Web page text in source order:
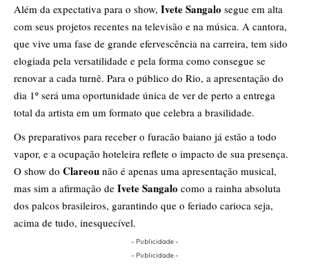
Além da expectativa para o show, Ivete Sangalo segue em alta
com seus projetos recentes na televisão e na música. A cantora,
que vive uma fase de grande efervescência na carreira, tem sido
elogiada pela versatilidade e pela forma como consegue se
renovar a cada turnê. Para o público do Rio, a apresentação do
dia 1º será uma oportunidade única de ver de perto a entrega
total da artista em um formato que celebra a brasilidade.
Os preparativos para receber o furacão baiano já estão a todo
vapor, e a ocupação hoteleira reflete o impacto de sua presença.
O show do Clareou não é apenas uma apresentação musical,
mas sim a afirmação de Ivete Sangalo como a rainha absoluta
dos palcos brasileiros, garantindo que o feriado carioca seja,
acima de tudo, inesquecível.
- Publicidade -
- Publicidade -